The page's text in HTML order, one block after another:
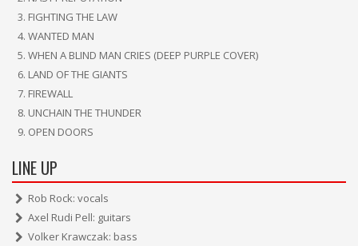
FIGHTING THE LAW
WANTED MAN
WHEN A BLIND MAN CRIES (DEEP PURPLE COVER)
LAND OF THE GIANTS
FIREWALL
UNCHAIN THE THUNDER
OPEN DOORS
LINE UP
Rob Rock: vocals
Axel Rudi Pell: guitars
Volker Krawczak: bass